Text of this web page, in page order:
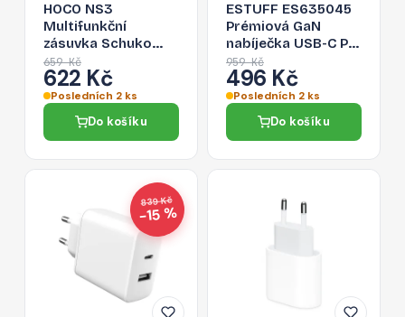
HOCO NS3
Multifunkční
zásuvka Schuko
230V s 2x USB a
USB-C PD, černá
659 Kč
622 Kč
Posledních 2 ks
Do košíku
ESTUFF ES635045
Prémiová GaN
nabíječka USB-C PD
45W, bílá
959 Kč
496 Kč
Posledních 2 ks
Do košíku
839 Kč
−15 %